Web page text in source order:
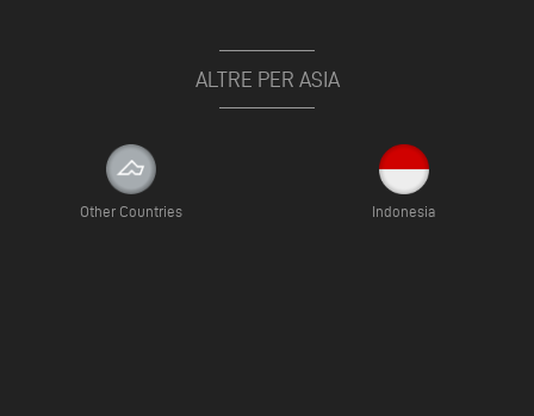
ALTRE PER ASIA
Other Countries Indonesia